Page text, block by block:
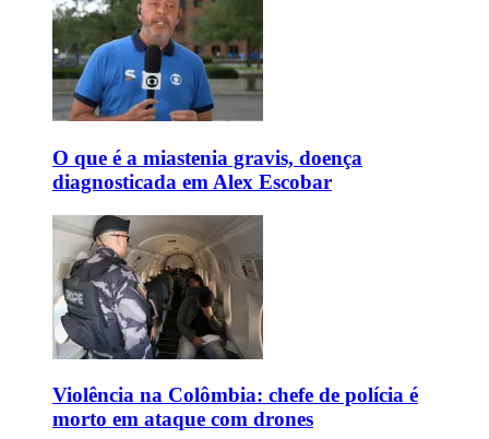
O que é a miastenia gravis, doença
diagnosticada em Alex Escobar
Violência na Colômbia: chefe de polícia é
morto em ataque com drones